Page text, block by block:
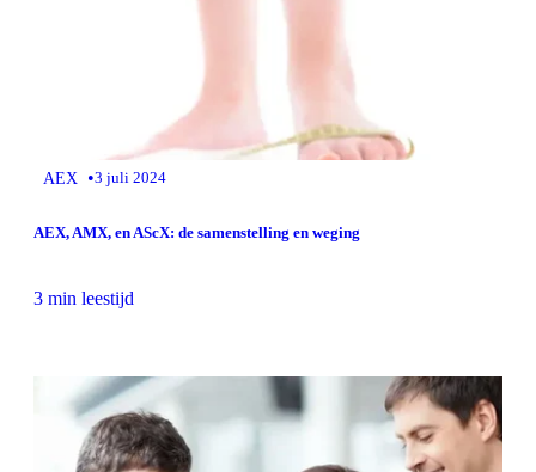
AEX •3 juli 2024
AEX, AMX, en AScX: de samenstelling en weging
3 min leestijd